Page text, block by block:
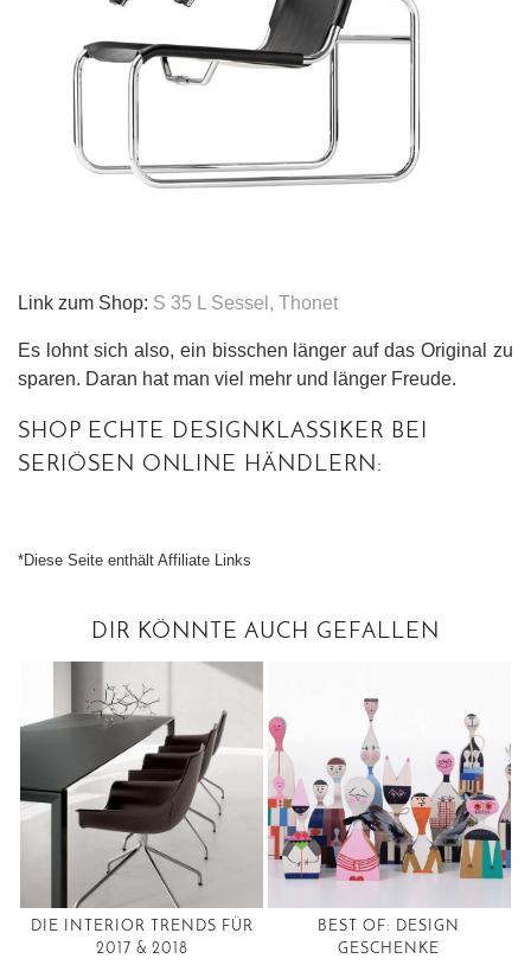
Link zum Shop: S 35 L Sessel, Thonet
Es lohnt sich also, ein bisschen länger auf das Original zu
sparen. Daran hat man viel mehr und länger Freude.
SHOP ECHTE DESIGNKLASSIKER BEI
SERIÖSEN ONLINE HÄNDLERN:
*Diese Seite enthält Affiliate Links
DIR KÖNNTE AUCH GEFALLEN
DIE INTERIOR TRENDS FÜR
2017 & 2018
BEST OF: DESIGN
GESCHENKE